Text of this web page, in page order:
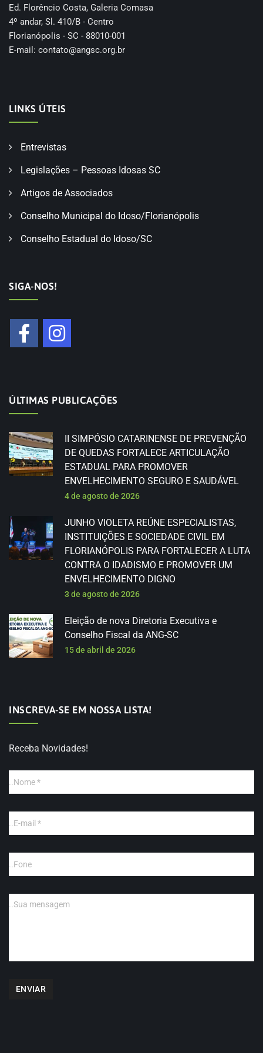
Ed. Florêncio Costa, Galeria Comasa
4º andar, Sl. 410/B - Centro
Florianópolis - SC - 88010-001
E-mail: contato@angsc.org.br
LINKS ÚTEIS
Entrevistas
Legislações – Pessoas Idosas SC
Artigos de Associados
Conselho Municipal do Idoso/Florianópolis
Conselho Estadual do Idoso/SC
SIGA-NOS!
ÚLTIMAS PUBLICAÇÕES
II SIMPÓSIO CATARINENSE DE PREVENÇÃO
DE QUEDAS FORTALECE ARTICULAÇÃO
ESTADUAL PARA PROMOVER
ENVELHECIMENTO SEGURO E SAUDÁVEL
4 de agosto de 2026
JUNHO VIOLETA REÚNE ESPECIALISTAS,
INSTITUIÇÕES E SOCIEDADE CIVIL EM
FLORIANÓPOLIS PARA FORTALECER A LUTA
CONTRA O IDADISMO E PROMOVER UM
ENVELHECIMENTO DIGNO
3 de agosto de 2026
Eleição de nova Diretoria Executiva e
Conselho Fiscal da ANG-SC
15 de abril de 2026
INSCREVA-SE EM NOSSA LISTA!
Receba Novidades!